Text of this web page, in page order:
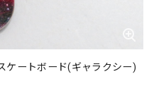
ケートボード(ギャラクシー)